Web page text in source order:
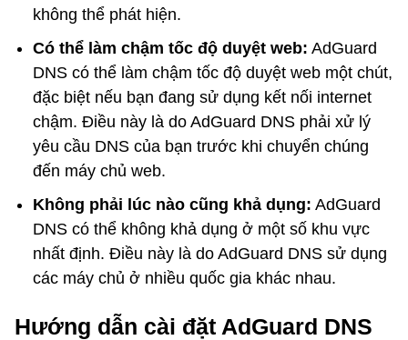
không thể phát hiện.
Có thể làm chậm tốc độ duyệt web: AdGuard
DNS có thể làm chậm tốc độ duyệt web một chút,
đặc biệt nếu bạn đang sử dụng kết nối internet
chậm. Điều này là do AdGuard DNS phải xử lý
yêu cầu DNS của bạn trước khi chuyển chúng
đến máy chủ web.
Không phải lúc nào cũng khả dụng: AdGuard
DNS có thể không khả dụng ở một số khu vực
nhất định. Điều này là do AdGuard DNS sử dụng
các máy chủ ở nhiều quốc gia khác nhau.
Hướng dẫn cài đặt AdGuard DNS